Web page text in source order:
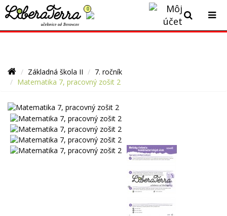
Momentálne čerpáme dovolenku. Všetky prijaté objednávky
budeme vybavovať postupne v týždni od 10.8.2026.
0
Základná škola II
7. ročník
Matematika 7, pracovný zošit 2